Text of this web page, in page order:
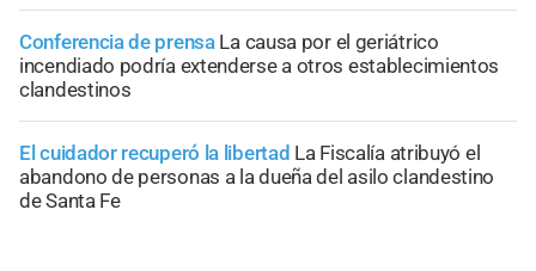
Conferencia de prensa La causa por el geriátrico
incendiado podría extenderse a otros establecimientos
clandestinos
El cuidador recuperó la libertad La Fiscalía atribuyó el
abandono de personas a la dueña del asilo clandestino
de Santa Fe